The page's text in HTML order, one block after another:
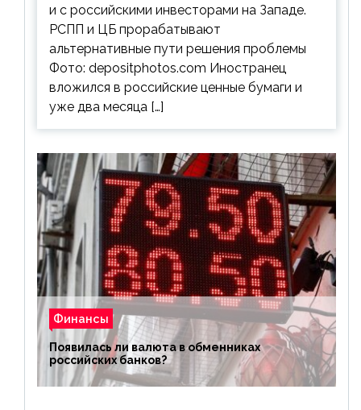
и с российскими инвесторами на Западе.
РСПП и ЦБ прорабатывают
альтернативные пути решения проблемы
Фото: depositphotos.com Иностранец
вложился в российские ценные бумаги и
уже два месяца […]
Финансы
Появилась ли валюта в обменниках
российских банков?